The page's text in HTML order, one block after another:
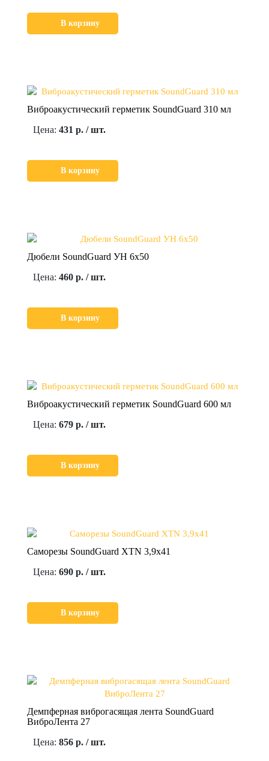
В корзину
Виброакустический герметик SoundGuard 310 мл
Цена: 431 р. / шт.
В корзину
Дюбели SoundGuard УН 6х50
Цена: 460 р. / шт.
В корзину
Виброакустический герметик SoundGuard 600 мл
Цена: 679 р. / шт.
В корзину
Саморезы SoundGuard XTN 3,9х41
Цена: 690 р. / шт.
В корзину
Демпферная виброгасящая лента SoundGuard
ВиброЛента 27
Цена: 856 р. / шт.